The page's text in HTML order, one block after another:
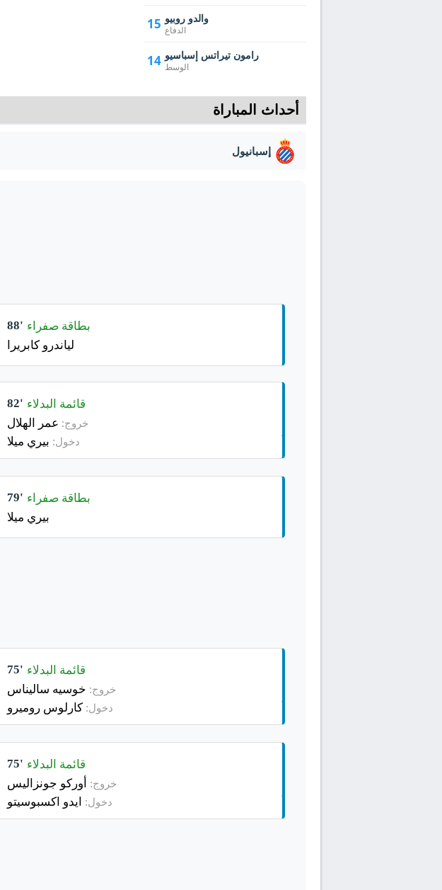
15 والدو روبيو
الدفاع
14 رامون تيراتس إسباسيو
الوسط
أحداث المباراة
إسبانيول
88' بطاقة صفراء
لياندرو كابريرا
82' قائمة البدلاء
خروج: عمر الهلال
دخول: بيري ميلا
79' بطاقة صفراء
بيري ميلا
75' قائمة البدلاء
خروج: خوسيه ساليناس
دخول: كارلوس روميرو
75' قائمة البدلاء
خروج: أوركو جونزاليس
دخول: ايدو اكسبوسيتو